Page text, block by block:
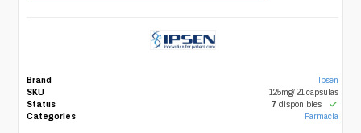
Brand
Ipsen
SKU
125mg/ 21 capsulas
Status
7 disponibles
Categories
Farmacia